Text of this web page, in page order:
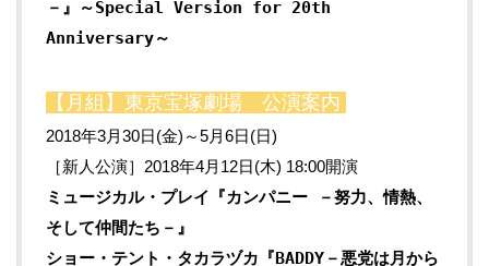
－』～Special Version for 20th
Anniversary～
【月組】東京宝塚劇場 公演案内
2018年3月30日(金)～5月6日(日)
［新人公演］2018年4月12日(木) 18:00開演
ミュージカル・プレイ『カンパニー －努力、情熱、
そして仲間たち－』
ショー・テント・タカラヅカ『BADDY－悪党は月から